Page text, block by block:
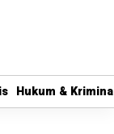
Hukum &
Hukum &